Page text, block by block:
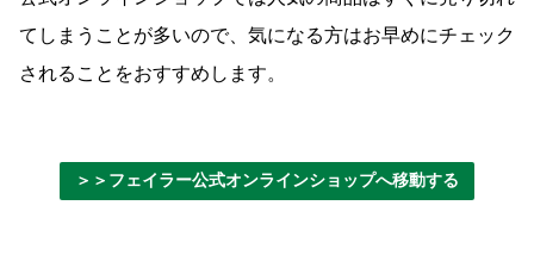
てしまうことが多いので、気になる方はお早めにチェック
されることをおすすめします。
＞＞フェイラー公式オンラインショップへ移動する